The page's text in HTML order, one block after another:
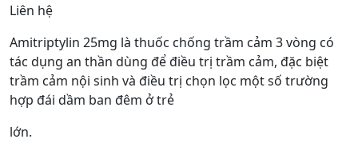
Liên hệ
Amitriptylin 25mg là thuốc chống trầm cảm 3 vòng có
tác dụng an thần dùng để điều trị trầm cảm, đặc biệt
trầm cảm nội sinh và điều trị chọn lọc một số trường
hợp đái dầm ban đêm ở trẻ
lớn.